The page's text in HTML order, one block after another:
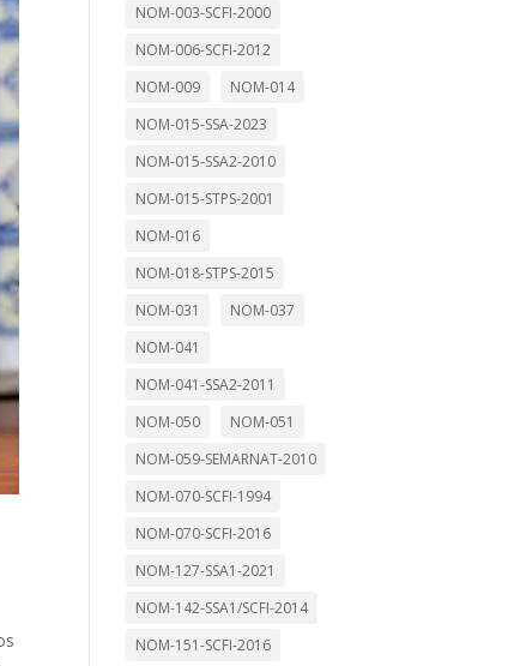
NOM-003-SCFI-2000
NOM-006-SCFI-2012
NOM-009
NOM-014
NOM-015-SSA-2023
NOM-015-SSA2-2010
NOM-015-STPS-2001
NOM-016
NOM-018-STPS-2015
NOM-031
NOM-037
NOM-041
NOM-041-SSA2-2011
NOM-050
NOM-051
NOM-059-SEMARNAT-2010
NOM-070-SCFI-1994
NOM-070-SCFI-2016
NOM-127-SSA1-2021
NOM-142-SSA1/SCFI-2014
NOM-151-SCFI-2016